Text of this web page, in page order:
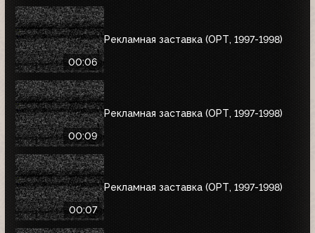
00:06
Рекламная заставка (ОРТ, 1997-1998)
00:09
Рекламная заставка (ОРТ, 1997-1998)
00:07
Рекламная заставка (ОРТ, 1997-1998)